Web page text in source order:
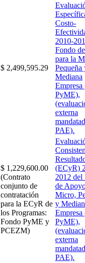
$ 2,499,595.29
Costo-
2010-
Fondo
para la
Pequeña
Mediana
PyME),
externa
PAE).
$ 1,229,600.00
(Contrato
conjunto de
contratación
para la ECyR de
los Programas:
Fondo PyME y
PCEZM)
(ECyR)
2012 del
de
Micro,
y
PyME),
externa
PAE).